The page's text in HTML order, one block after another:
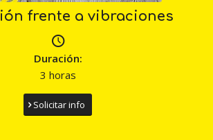
frente a vibraciones
Duración:
3 horas
Solicitar info